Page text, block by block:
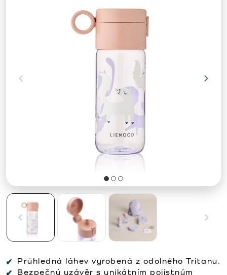
Průhledná láhev vyrobená z odolného Tritanu.
Bezpečný uzávěr s unikátním pojistným